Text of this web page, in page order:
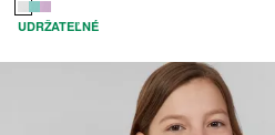
UDRŽATEĽNÉ